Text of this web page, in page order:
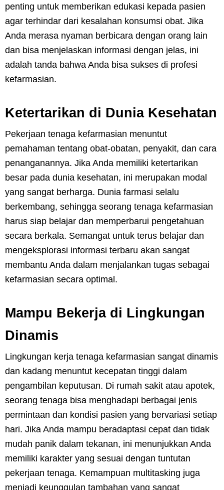
penting untuk memberikan edukasi kepada pasien
agar terhindar dari kesalahan konsumsi obat. Jika
Anda merasa nyaman berbicara dengan orang lain
dan bisa menjelaskan informasi dengan jelas, ini
adalah tanda bahwa Anda bisa sukses di profesi
kefarmasian.
Ketertarikan di Dunia Kesehatan
Pekerjaan tenaga kefarmasian menuntut
pemahaman tentang obat-obatan, penyakit, dan cara
penanganannya. Jika Anda memiliki ketertarikan
besar pada dunia kesehatan, ini merupakan modal
yang sangat berharga. Dunia farmasi selalu
berkembang, sehingga seorang tenaga kefarmasian
harus siap belajar dan memperbarui pengetahuan
secara berkala. Semangat untuk terus belajar dan
mengeksplorasi informasi terbaru akan sangat
membantu Anda dalam menjalankan tugas sebagai
kefarmasian secara optimal.
Mampu Bekerja di Lingkungan
Dinamis
Lingkungan kerja tenaga kefarmasian sangat dinamis
dan kadang menuntut kecepatan tinggi dalam
pengambilan keputusan. Di rumah sakit atau apotek,
seorang tenaga bisa menghadapi berbagai jenis
permintaan dan kondisi pasien yang bervariasi setiap
hari. Jika Anda mampu beradaptasi cepat dan tidak
mudah panik dalam tekanan, ini menunjukkan Anda
memiliki karakter yang sesuai dengan tuntutan
pekerjaan tenaga. Kemampuan multitasking juga
menjadi keunggulan tambahan yang sangat